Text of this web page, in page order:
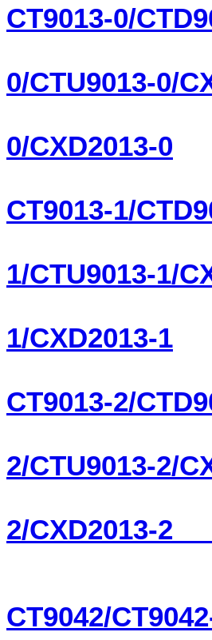
CT9013-0/
0/CTU9013-0/
0/CXD2013-0
CT9013-1/
1/CTU9013-1/
1/CXD2013-1
CT9013-2/
2/CTU9013-2/
2/CXD2013-
CT9042/